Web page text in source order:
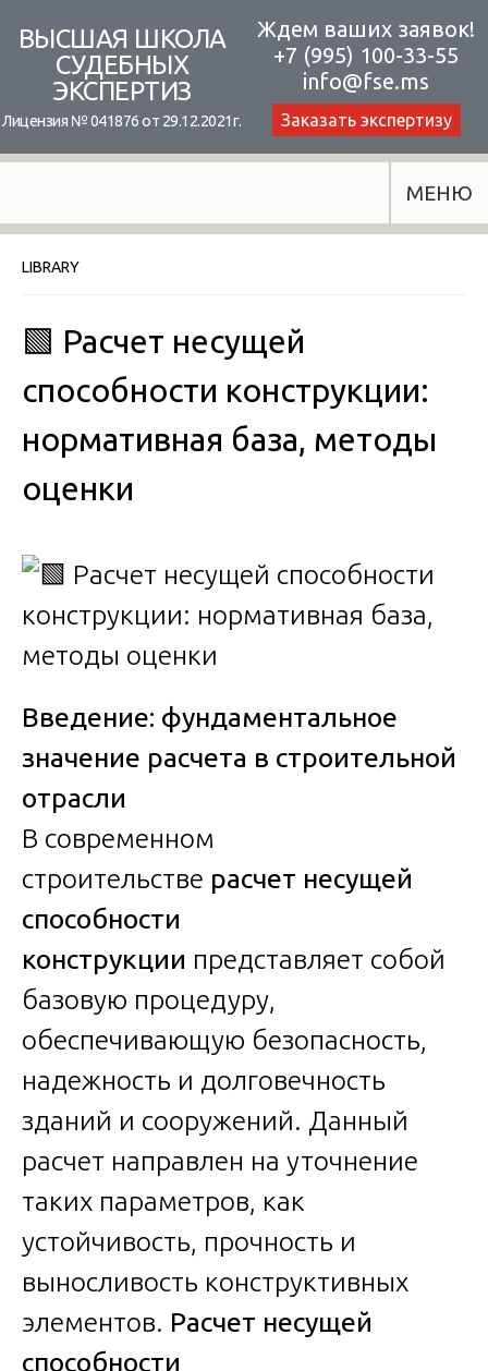
content
ВЫСШАЯ ШКОЛА
СУДЕБНЫХ
ЭКСПЕРТИЗ
Лицензия № 041876 от 29.12.2021г.
Ждем ваших заявок!
+7 (995) 100-33-55
info@fse.ms
Заказать экспертизу
МЕНЮ
LIBRARY
🟩 Расчет несущей
способности конструкции:
нормативная база, методы
оценки
Введение: фундаментальное
значение расчета в строительной
отрасли
В современном
строительстве расчет несущей
способности
конструкции представляет собой
базовую процедуру,
обеспечивающую безопасность,
надежность и долговечность
зданий и сооружений. Данный
расчет направлен на уточнение
таких параметров, как
устойчивость, прочность и
выносливость конструктивных
элементов. Расчет несущей
способности